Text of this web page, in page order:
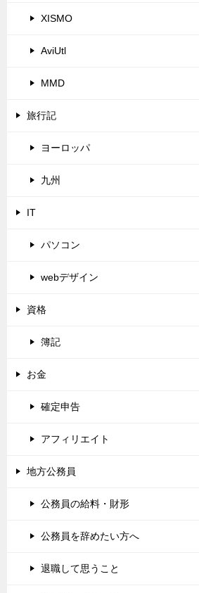
XISMO
AviUtl
MMD
旅行記
ヨーロッパ
九州
IT
パソコン
webデザイン
資格
簿記
お金
確定申告
アフィリエイト
地方公務員
公務員の給料・財形
公務員を辞めたい方へ
退職して思うこと